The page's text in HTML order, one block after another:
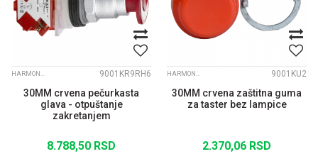
HARMONY 9001 K 9001KR9RH6
30MM crvena pečurkasta
glava - otpuštanje
zakretanjem
8.788,50 RSD
HARMONY 9001 K 9001KU2
30MM crvena zaštitna guma
za taster bez lampice
2.370,06 RSD